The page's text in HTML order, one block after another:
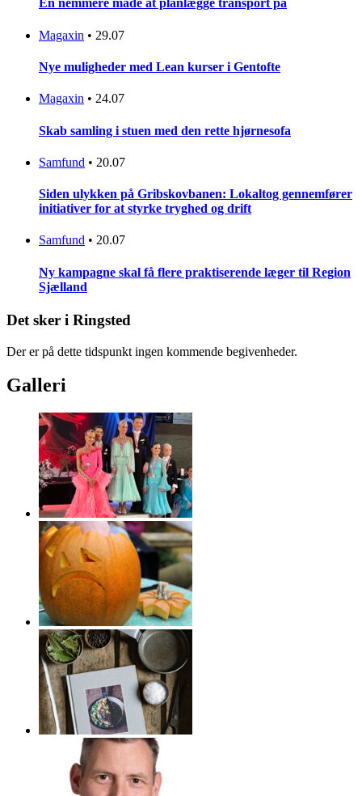
En nemmere måde at planlægge transport på
Magaxin • 29.07
Nye muligheder med Lean kurser i Gentofte
Magaxin • 24.07
Skab samling i stuen med den rette hjørnesofa
Samfund • 20.07
Siden ulykken på Gribskovbanen: Lokaltog gennemfører
initiativer for at styrke tryghed og drift
Samfund • 20.07
Ny kampagne skal få flere praktiserende læger til Region
Sjælland
Det sker i Ringsted
Der er på dette tidspunkt ingen kommende begivenheder.
Galleri